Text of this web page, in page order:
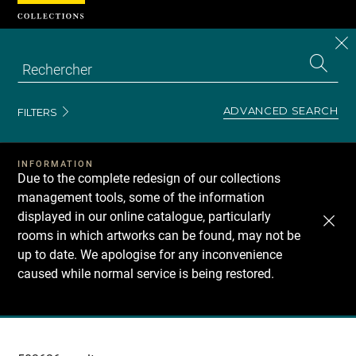
FILTERS ADVANCED SEARCH
INFORMATION
Due to the complete redesign of our collections
management tools, some of the information
displayed in our online catalogue, particularly
rooms in which artworks can be found, may not be
up to date. We apologise for any inconvenience
caused while normal service is being restored.
Recherche
Cookies management panel